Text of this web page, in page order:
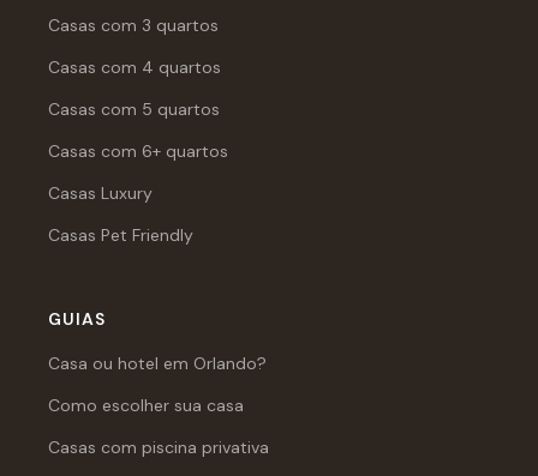
Casas com 3 quartos
Casas com 4 quartos
Casas com 5 quartos
Casas com 6+ quartos
Casas Luxury
Casas Pet Friendly
GUIAS
Casa ou hotel em Orlando?
Como escolher sua casa
Casas com piscina privativa